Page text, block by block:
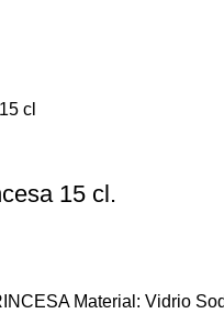
15 cl.
Material: Vidrio